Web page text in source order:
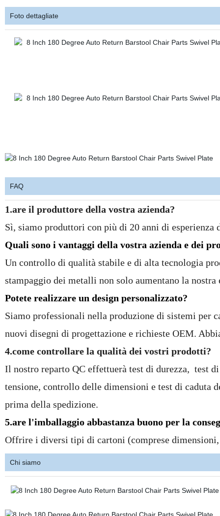
Foto dettagliate
FAQ
1.are il produttore della vostra azienda?
Sì, siamo produttori con più di 20 anni di esperienza
Quali sono i vantaggi della vostra azienda e dei
Un controllo di qualità stabile e di alta tecnologia
stampaggio dei metalli non solo aumentano la
Potete realizzare un design personalizzato?
Siamo professionali nella produzione di sistemi per
nuovi disegni di progettazione e richieste OEM.
4.come controllare la qualità dei vostri prodotti?
Il nostro reparto QC effettuerà test di durezza, test
tensione, controllo delle dimensioni e test di caduta
prima della spedizione.
5.are l'imballaggio abbastanza buono per la
Offrire i diversi tipi di cartoni (comprese
Chi siamo